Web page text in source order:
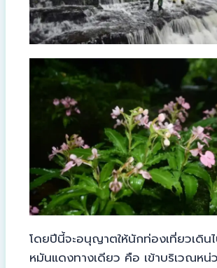
โดยปีนี้จะอนุญาตให้นักท่องเที่ยวเดิน
หมันแดงทางเดียว คือ เข้าบริเวณห